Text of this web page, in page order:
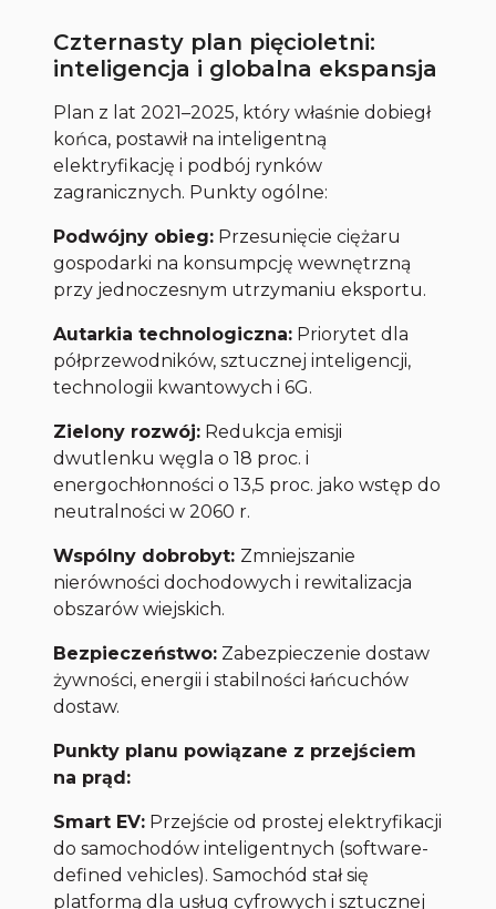
Czternasty plan pięcioletni:
inteligencja i globalna ekspansja
Plan z lat 2021–2025, który właśnie dobiegł
końca, postawił na inteligentną
elektryfikację i podbój rynków
zagranicznych. Punkty ogólne:
Podwójny obieg: Przesunięcie ciężaru
gospodarki na konsumpcję wewnętrzną
przy jednoczesnym utrzymaniu eksportu.
Autarkia technologiczna: Priorytet dla
półprzewodników, sztucznej inteligencji,
technologii kwantowych i 6G.
Zielony rozwój: Redukcja emisji
dwutlenku węgla o 18 proc. i
energochłonności o 13,5 proc. jako wstęp do
neutralności w 2060 r.
Wspólny dobrobyt: Zmniejszanie
nierówności dochodowych i rewitalizacja
obszarów wiejskich.
Bezpieczeństwo: Zabezpieczenie dostaw
żywności, energii i stabilności łańcuchów
dostaw.
Punkty planu powiązane z przejściem
na prąd:
Smart EV: Przejście od prostej elektryfikacji
do samochodów inteligentnych (software-
defined vehicles). Samochód stał się
platformą dla usług cyfrowych i sztucznej